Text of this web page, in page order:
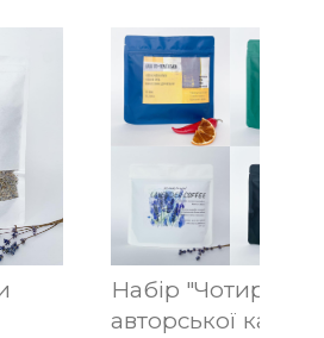
Набір "Чотири
авторської кави"